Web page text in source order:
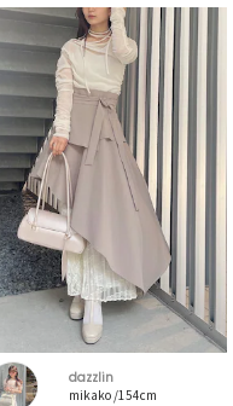
dazzlin
mikako /154cm